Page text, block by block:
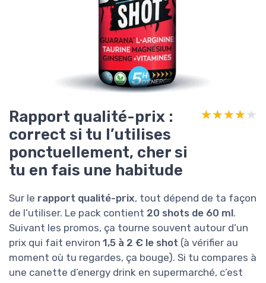
Rapport qualité-prix :
correct si tu l’utilises
ponctuellement, cher si
tu en fais une habitude
★★★★★
★★★★★
Sur le rapport qualité-prix, tout dépend de ta façon
de l’utiliser. Le pack contient 20 shots de 60 ml.
Suivant les promos, ça tourne souvent autour d’un
prix qui fait environ 1,5 à 2 € le shot (à vérifier au
moment où tu regardes, ça bouge). Si tu compares à
une canette d’energy drink en supermarché, c’est